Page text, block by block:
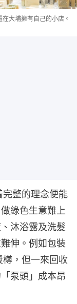
大埔擁有自己的小店。
整的理念便能
綠色生意難上
沐浴露及洗髮
伸。例如包裝
，但一來回收
泵頭」成本昂